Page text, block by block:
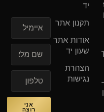
יד
תקנון אתר
אודות אתר
שעון יד
הצהרת
נגישות
איימיל
אני
רוצה